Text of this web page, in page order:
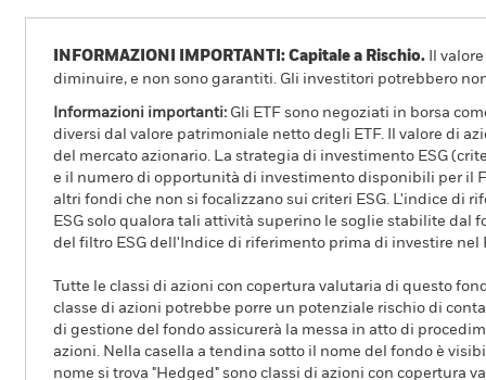
INFORMAZIONI IMPORTANTI: Capitale a Rischio. Il
diminuire, e non sono garantiti. Gli investitori potrebbero
Informazioni importanti: Gli ETF sono negoziati in borsa
diversi dal valore patrimoniale netto degli ETF. Il valore di
del mercato azionario. La strategia di investimento ESG
e il numero di opportunità di investimento disponibili per il
altri fondi che non si focalizzano sui criteri ESG. L'indice di
ESG solo qualora tali attività superino le soglie stabilite
del filtro ESG dell'Indice di riferimento prima di investire nel
Tutte le classi di azioni con copertura valutaria di questo
classe di azioni potrebbe porre un potenziale rischio di
di gestione del fondo assicurerà la messa in atto di
azioni. Nella casella a tendina sotto il nome del fondo è
nome si trova "Hedged" sono classi di azioni con copertura